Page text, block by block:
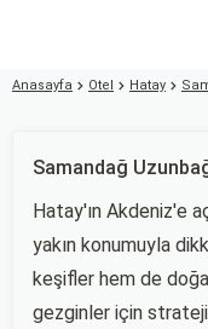
Anasayfa Otel Hatay
Samandağ
Hatay'ın Akdeniz'e
yakın konumuyla
keşifler hem de
gezginler için